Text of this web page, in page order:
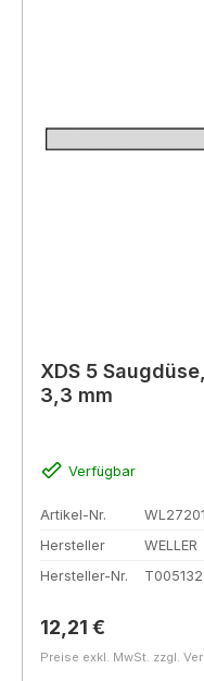
XDS 5
3,3 mm
Verfügbar
Artikel-Nr.
WL27201
Hersteller
WELLER
Hersteller-Nr.
Regulärer Preis:
12,21 €
Preise exkl. MwSt. zzgl.